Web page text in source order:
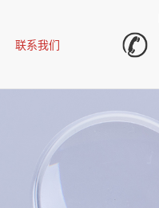
联系我们